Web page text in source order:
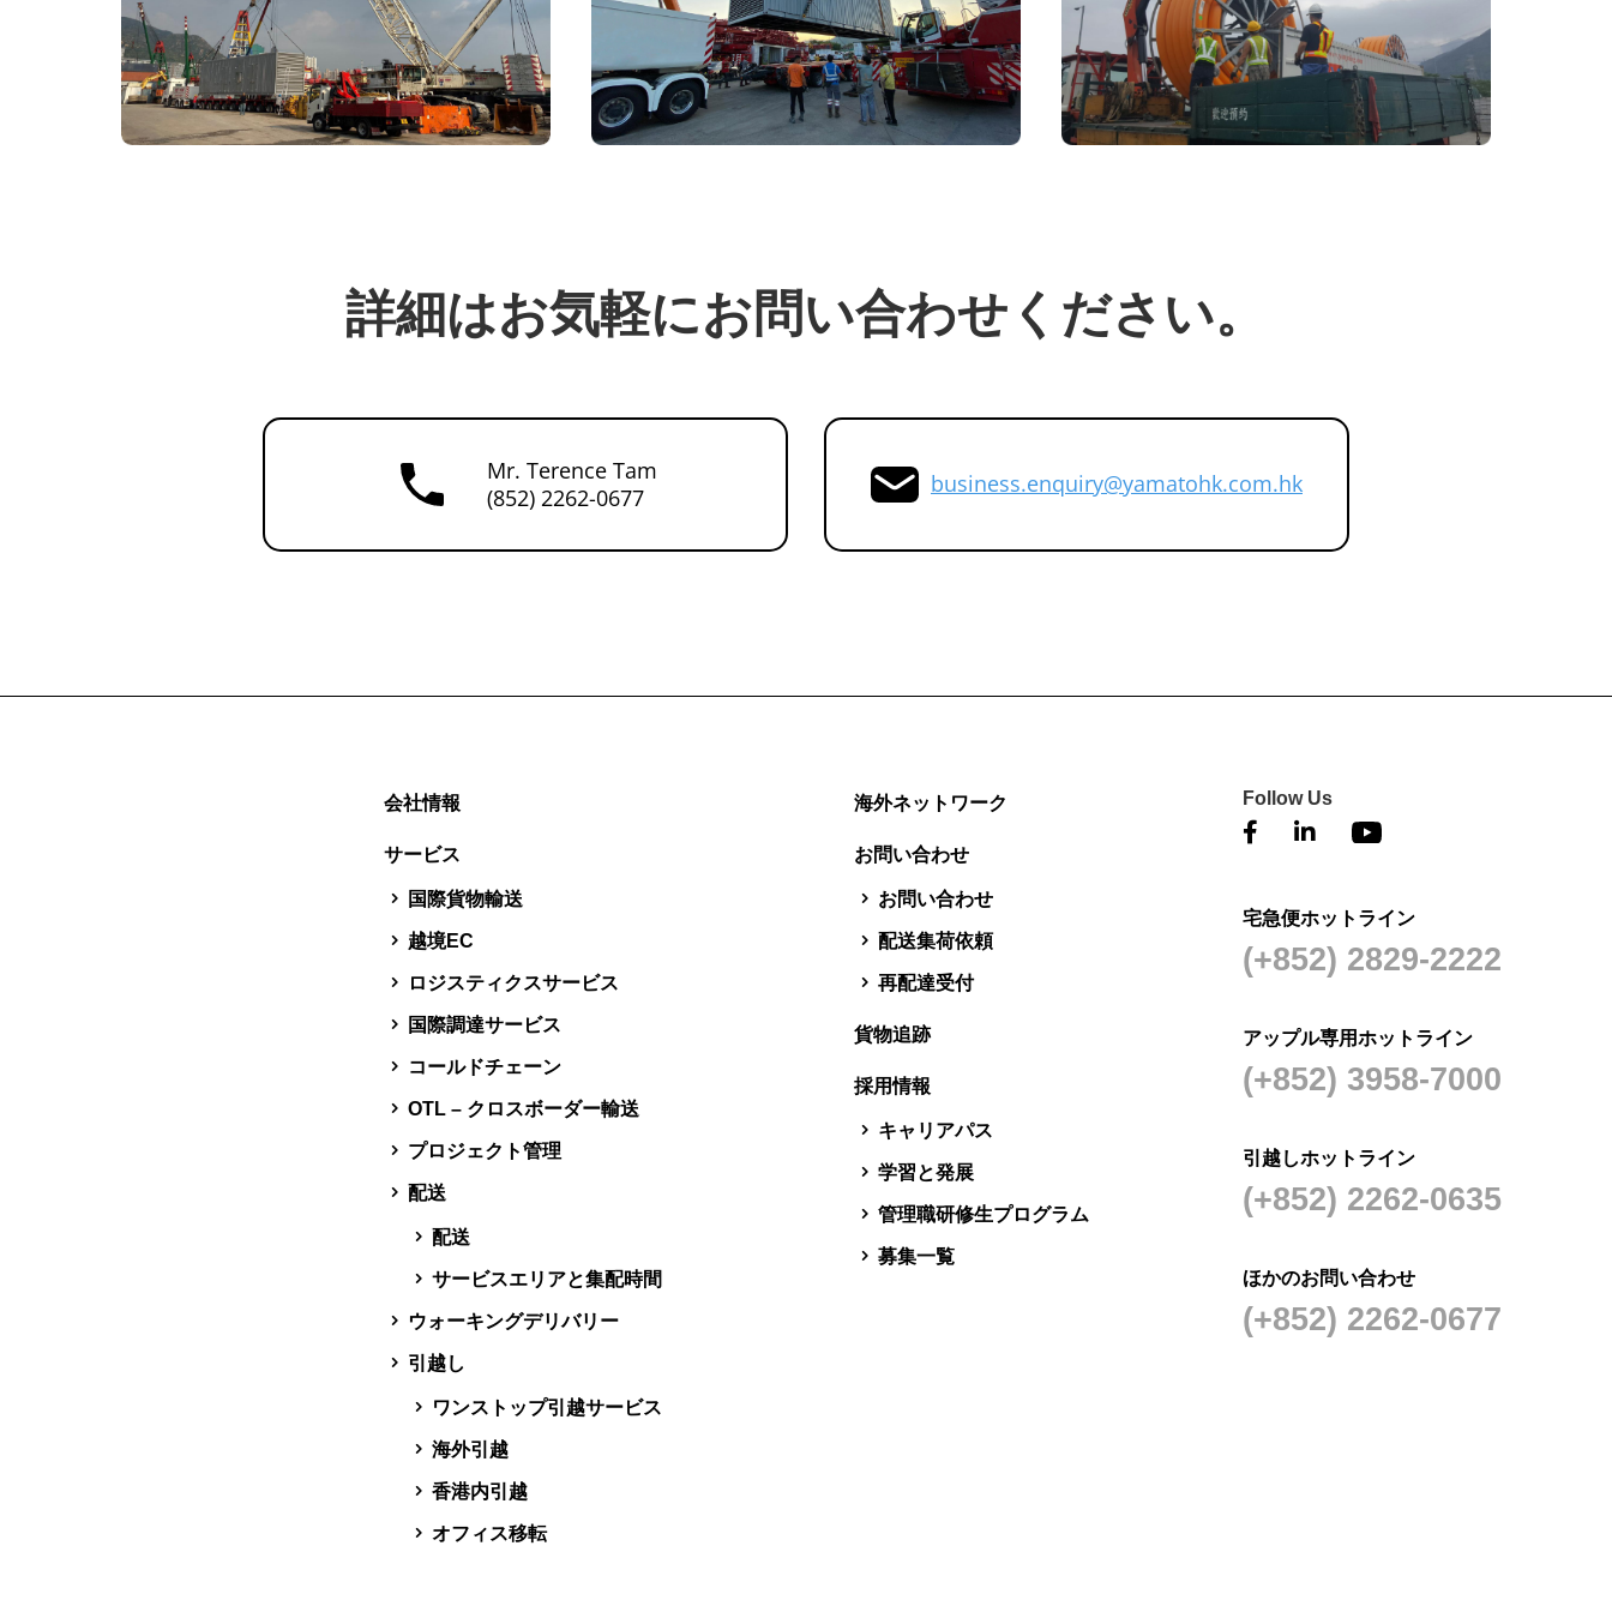
詳細はお気軽にお問い合わせください。
Mr. Terence Tam
(852) 2262-0677
business.enquiry@yamatohk.com.hk
会社情報
サービス
国際貨物輸送
越境EC
ロジスティクスサービス
国際調達サービス
コールドチェーン
OTL – クロスボーダー輸送
プロジェクト管理
配送
配送
サービスエリアと集配時間
ウォーキングデリバリー
引越し
ワンストップ引越サービス
海外引越
香港内引越
オフィス移転
海外ネットワーク
お問い合わせ
お問い合わせ
配送集荷依頼
再配達受付
貨物追跡
採用情報
キャリアパス
学習と発展
管理職研修生プログラム
募集一覧
Follow Us
宅急便ホットライン
(+852) 2829-2222
アップル専用ホットライン
(+852) 3958-7000
引越しホットライン
(+852) 2262-0635
ほかのお問い合わせ
(+852) 2262-0677